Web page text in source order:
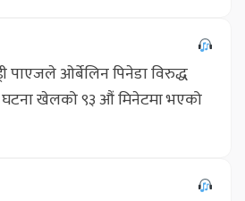
पाएजले ओर्बेलिन पिनेडा विरुद्ध
खेलको ९३ औं मिनेटमा भएको